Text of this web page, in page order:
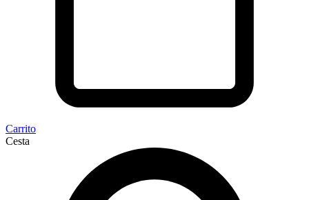
Carrito
Cesta